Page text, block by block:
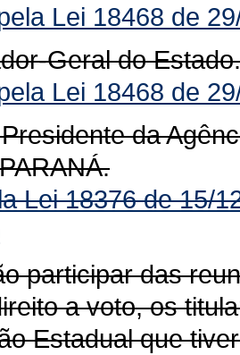
Lei 18468 de
Geral do Estado.
Lei 18468 de
da
Lei 18376 de 15/
participar das
a voto, os
Estadual que